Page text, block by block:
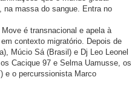
massa do sangue. Entra no
é transnacional e apela à
contexto migratório. Depois de
Múcio Sá (Brasil) e Dj Leo Leonel
Cacique 97 e Selma Uamusse, os
e o percurssionista Marco